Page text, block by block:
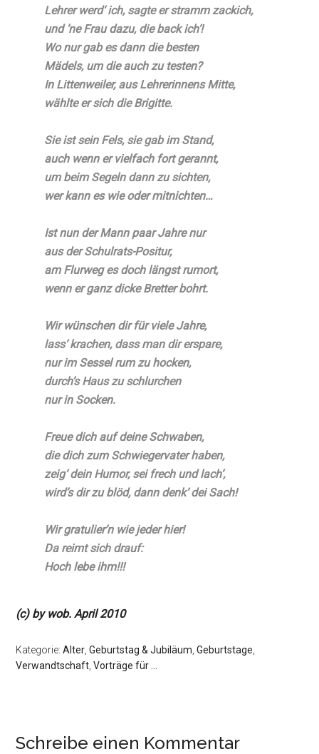
Lehrer werd‘ ich, sagte er stramm zackich,
und ’ne Frau dazu, die back ich‘!
Wo nur gab es dann die besten
Mädels, um die auch zu testen?
In Littenweiler, aus Lehrerinnens Mitte,
wählte er sich die Brigitte.
Sie ist sein Fels, sie gab im Stand,
auch wenn er vielfach fort gerannt,
um beim Segeln dann zu sichten,
wer kann es wie oder mitnichten…
Ist nun der Mann paar Jahre nur
aus der Schulrats-Positur,
am Flurweg es doch längst rumort,
wenn er ganz dicke Bretter bohrt.
Wir wünschen dir für viele Jahre,
lass‘ krachen, dass man dir erspare,
nur im Sessel rum zu hocken,
durch’s Haus zu schlurchen
nur in Socken.
Freue dich auf deine Schwaben,
die dich zum Schwiegervater haben,
zeig‘ dein Humor, sei frech und lach‘,
wird’s dir zu blöd, dann denk‘ dei Sach!
Wir gratulier’n wie jeder hier!
Da reimt sich drauf:
Hoch lebe ihm!!!
(c) by wob. April 2010
Kategorie:Alter ,Geburtstag & Jubiläum ,Geburtstage
Verwandtschaft ,Vorträge für ...
Schreibe einen Kommentar